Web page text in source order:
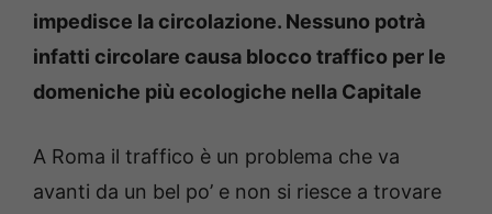
impedisce la circolazione. Nessuno potrà
infatti circolare causa blocco traffico per le
domeniche più ecologiche nella Capitale
A Roma il traffico è un problema che va
avanti da un bel po’ e non si riesce a trovare